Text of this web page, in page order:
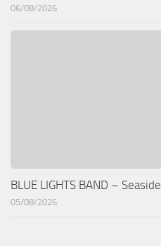
06/08/2026
BLUE LIGHTS BAND – Seaside
05/08/2026